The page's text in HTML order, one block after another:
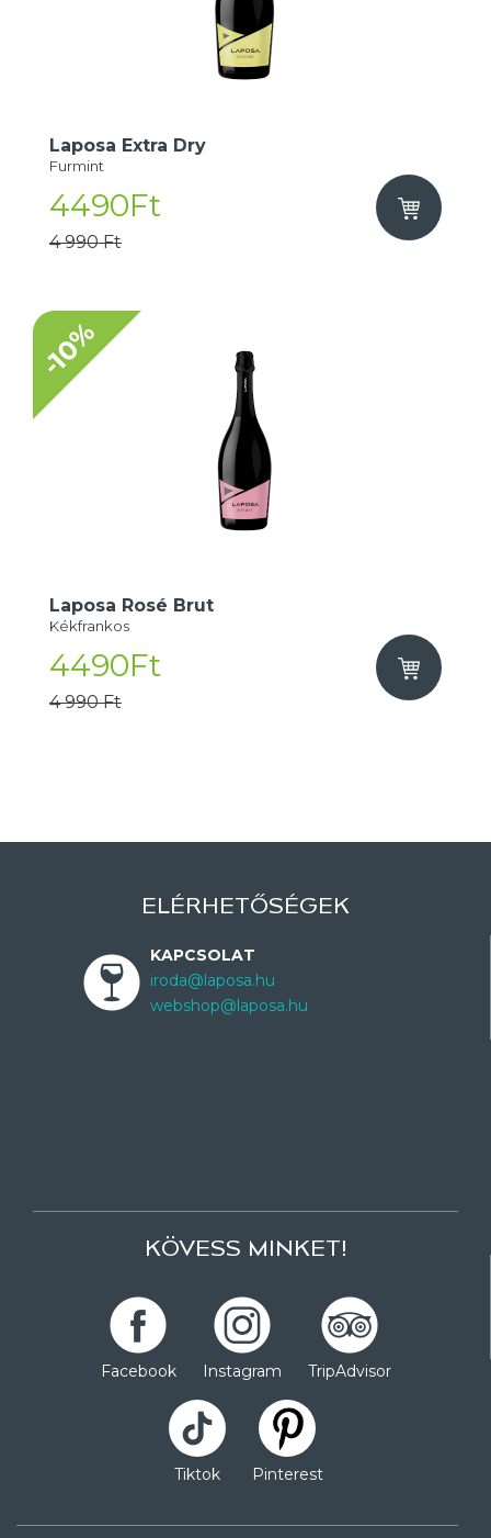
Laposa Extra Dry
Furmint
4490Ft
4 990 Ft
-10%
Laposa Rosé Brut
Kékfrankos
4490Ft
4 990 Ft
ELÉRHETŐSÉGEK
KAPCSOLAT
iroda@laposa.hu
webshop@laposa.hu
KÖVESS MINKET!
Facebook Instagram TripAdvisor
Tiktok Pinterest